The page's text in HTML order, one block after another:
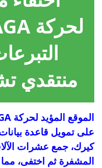
منتقدي
على تمويل قاعدة
كيرك، جمع عشرات
المشفرة ثم اختفى،